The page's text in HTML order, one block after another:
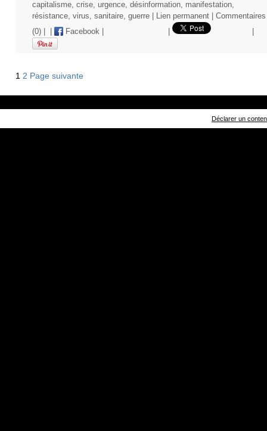
capitalisme, crise, urgence, désinformation, manifestation,
résistance, virus, sanitaire, guerre Lien permanent
Commentaires
(0)
Facebook
1 2 Page suivante
Déclarer un